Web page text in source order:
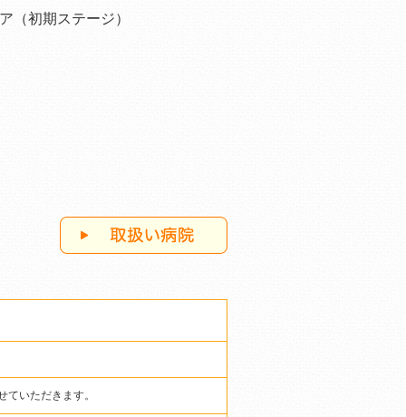
初期ステージ）
いただきます。